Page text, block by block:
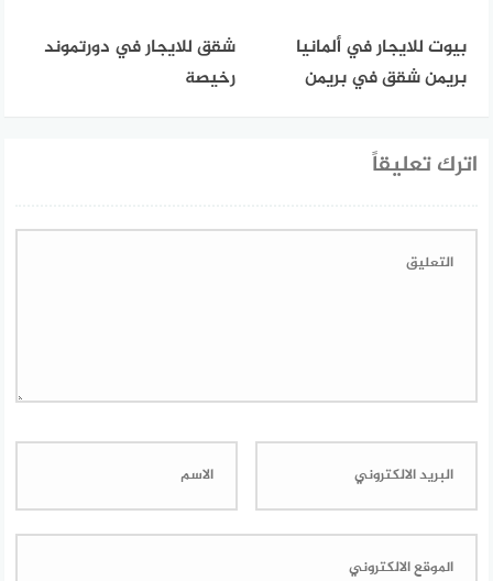
بيوت للايجار في ألمانيا
بريمن شقق في بريمن
شقق للايجار في دورتموند
رخيصة
اترك تعليقاً